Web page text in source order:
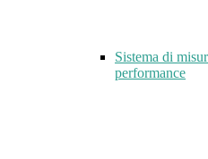
Sistema di
performance